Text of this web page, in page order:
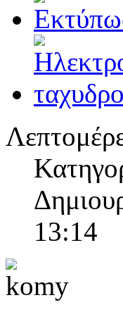
13:14